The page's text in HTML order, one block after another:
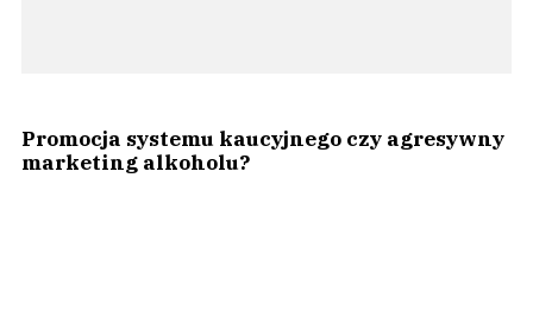
Promocja systemu kaucyjnego czy agresywny
marketing alkoholu?